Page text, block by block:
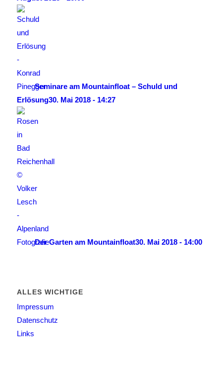
Seminare am Mountainfloat – Schuld und
Erlösung30. Mai 2018 - 14:27
Der Garten am Mountainfloat30. Mai 2018 - 14:00
ALLES WICHTIGE
Impressum
Datenschutz
Links